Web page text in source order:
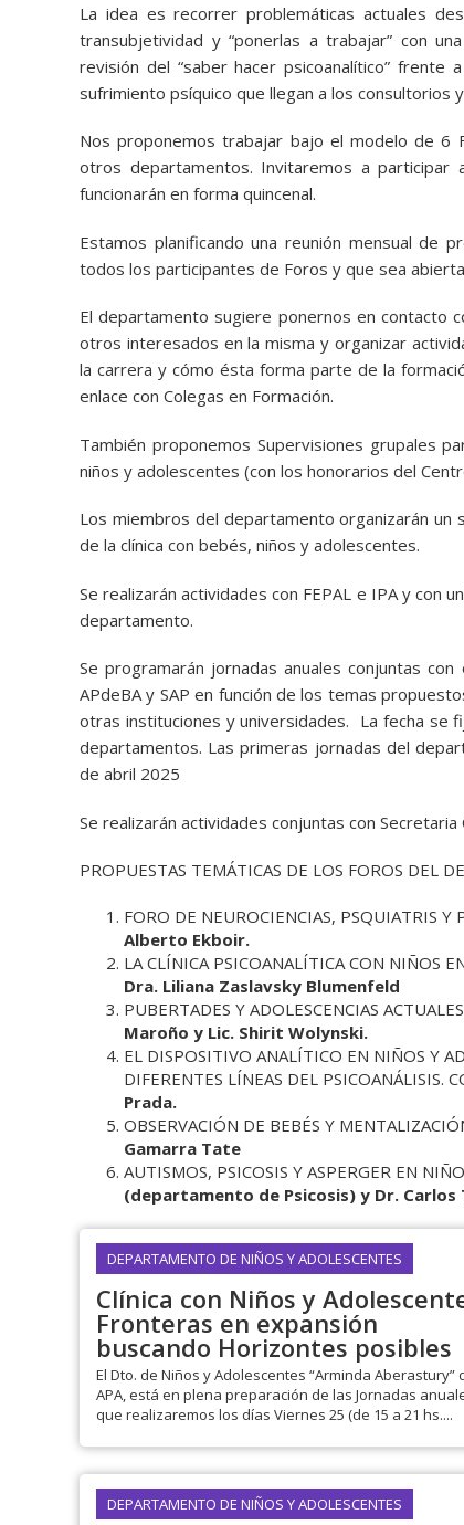
La idea es recorrer problemáticas actuales
transubjetividad y “ponerlas a trabajar” con
revisión del “saber hacer psicoanalítico” frente
sufrimiento psíquico que llegan a los
Nos proponemos trabajar bajo el modelo de 6
otros departamentos. Invitaremos a
funcionarán en forma quincenal.
Estamos planificando una reunión mensual de
todos los participantes de Foros y que sea abierta
El departamento sugiere ponernos en contacto
otros interesados en la misma y organizar
la carrera y cómo ésta forma parte de la
enlace con Colegas en Formación.
También proponemos Supervisiones grupales
niños y adolescentes (con los honorarios del
Los miembros del departamento organizarán
de la clínica con bebés, niños y adolescentes.
Se realizarán actividades con FEPAL e IPA y con
departamento.
Se programarán jornadas anuales conjuntas
APdeBA y SAP en función de los temas
otras instituciones y universidades. La fecha se
departamentos. Las primeras jornadas del
de abril 2025
Se realizarán actividades conjuntas con Secretaria
PROPUESTAS TEMÁTICAS DE LOS FOROS DEL
FORO DE NEUROCIENCIAS, PSQUIATRIS Y
Alberto Ekboir.
LA CLÍNICA PSICOANALÍTICA CON NIÑOS
Dra. Liliana Zaslavsky Blumenfeld
PUBERTADES Y ADOLESCENCIAS
Maroño y Lic. Shirit Wolynski.
EL DISPOSITIVO ANALÍTICO EN NIÑOS Y
DIFERENTES LÍNEAS DEL PSICOANÁLISIS.
Prada.
OBSERVACIÓN DE BEBÉS Y
Gamarra Tate
AUTISMOS, PSICOSIS Y ASPERGER EN
(departamento de Psicosis) y Dr. Carlos
DEPARTAMENTO DE NIÑOS Y ADOLESCENTES
Clínica con Niños y
Fronteras en expansión
buscando Horizontes posibles
El Dto. de Niños y Adolescentes “Arminda Aberastury”
APA, está en plena preparación de las Jornadas
que realizaremos los días Viernes 25 (de 15 a 21 hs....
DEPARTAMENTO DE NIÑOS Y ADOLESCENTES